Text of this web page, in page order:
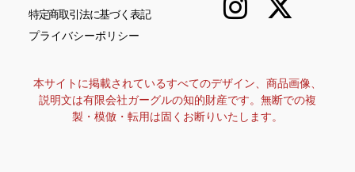
特定商取引法に基づく表記
プライバシーポリシー
本サイトに掲載されているすべてのデザイン、商品画像、
説明文は有限会社ガーグルの知的財産です。無断での複
製・模倣・転用は固くお断りいたします。